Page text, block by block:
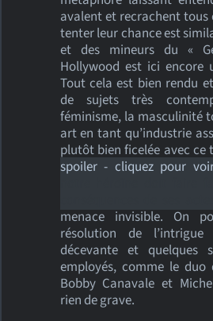
avalent et recrachent tous
tenter leur chance est
et des mineurs du «
Hollywood est ici encore
Tout cela est bien rendu
de sujets très
féminisme, la masculinité
art en tant qu’industrie
plutôt bien ficelée avec ce
spoiler - cliquez pour
menace invisible. On
résolution de
décevante et quelques
employés, comme le
Bobby Canavale et
rien de grave.